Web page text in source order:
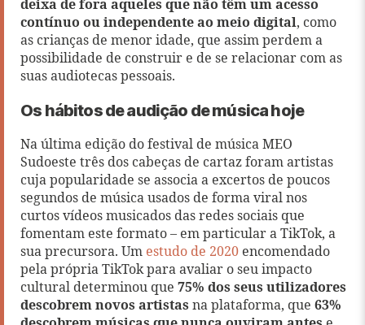
deixa de fora aqueles que não têm um acesso
contínuo ou independente ao meio digital, como
as crianças de menor idade, que assim perdem a
possibilidade de construir e de se relacionar com as
suas audiotecas pessoais.
Os hábitos de audição de música hoje
Na última edição do festival de música MEO
Sudoeste três dos cabeças de cartaz foram artistas
cuja popularidade se associa a excertos de poucos
segundos de música usados de forma viral nos
curtos vídeos musicados das redes sociais que
fomentam este formato – em particular a TikTok, a
sua precursora. Um estudo de 2020 encomendado
pela própria TikTok para avaliar o seu impacto
cultural determinou que 75% dos seus utilizadores
descobrem novos artistas na plataforma, que 63%